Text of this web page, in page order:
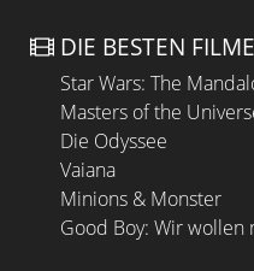
DIE BESTEN FILME
Star Wars: The
Masters of the
Die Odyssee
Vaiana
Minions & Monster
Good Boy: Wir wollen